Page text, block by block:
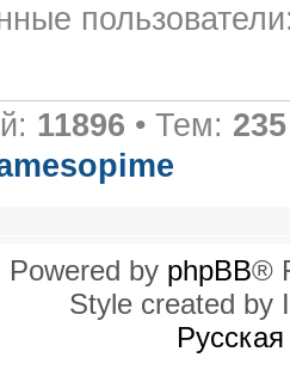
11896 • Тем: 235
Powered by phpBB®
Style created by